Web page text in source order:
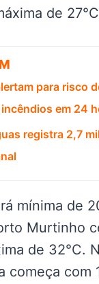
de
para risco
em 24
registra 2,7
mínima de
Murtinho
de 32°C.
começa com